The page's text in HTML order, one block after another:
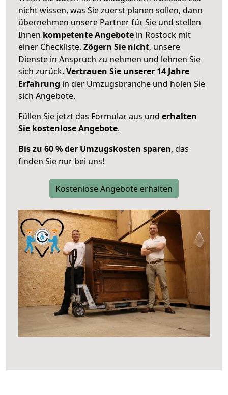
nicht wissen, was Sie zuerst planen sollen, dann
übernehmen unsere Partner für Sie und stellen
Ihnen kompetente Angebote in Rostock mit
einer Checkliste. Zögern Sie nicht, unsere
Dienste in Anspruch zu nehmen und lehnen Sie
sich zurück. Vertrauen Sie unserer 14 Jahre
Erfahrung in der Umzugsbranche und holen Sie
sich Angebote.
Füllen Sie jetzt das Formular aus und erhalten
Sie kostenlose Angebote.
Bis zu 60 % der Umzugskosten sparen, das
finden Sie nur bei uns!
Kostenlose Angebote erhalten